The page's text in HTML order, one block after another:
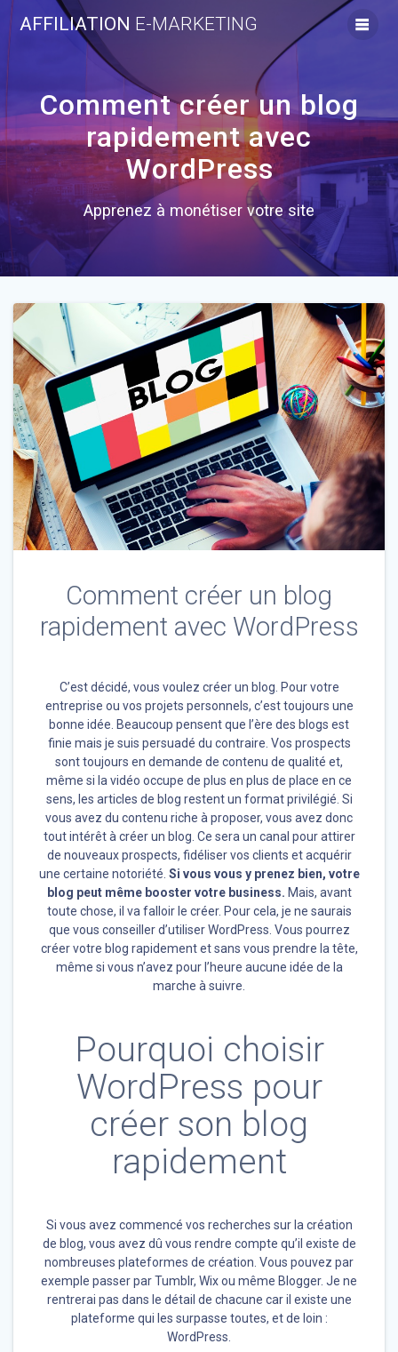
to
AFFILIATION E-MARKETING
Comment créer un blog
rapidement avec
WordPress
Apprenez à monétiser votre site
Comment créer un blog
rapidement avec WordPress
C’est décidé, vous voulez créer un blog. Pour votre
entreprise ou vos projets personnels, c’est toujours une
bonne idée. Beaucoup pensent que l’ère des blogs est
finie mais je suis persuadé du contraire. Vos prospects
sont toujours en demande de contenu de qualité et,
même si la vidéo occupe de plus en plus de place en ce
sens, les articles de blog restent un format privilégié. Si
vous avez du contenu riche à proposer, vous avez donc
tout intérêt à créer un blog. Ce sera un canal pour attirer
de nouveaux prospects, fidéliser vos clients et acquérir
une certaine notoriété. Si vous vous y prenez bien, votre
blog peut même booster votre business. Mais, avant
toute chose, il va falloir le créer. Pour cela, je ne saurais
que vous conseiller d’utiliser WordPress. Vous pourrez
créer votre blog rapidement et sans vous prendre la tête,
même si vous n’avez pour l’heure aucune idée de la
marche à suivre.
Pourquoi choisir
WordPress pour
créer son blog
rapidement
Si vous avez commencé vos recherches sur la création
de blog, vous avez dû vous rendre compte qu’il existe de
nombreuses plateformes de création. Vous pouvez par
exemple passer par Tumblr, Wix ou même Blogger. Je ne
rentrerai pas dans le détail de chacune car il existe une
plateforme qui les surpasse toutes, et de loin :
WordPress.